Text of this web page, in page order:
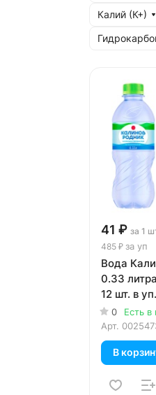
Калий (К+)
41 ₽ за 1
485 ₽ за уп
Вода
0.33
12 шт. в уп.
0
Есть в
Арт.
В